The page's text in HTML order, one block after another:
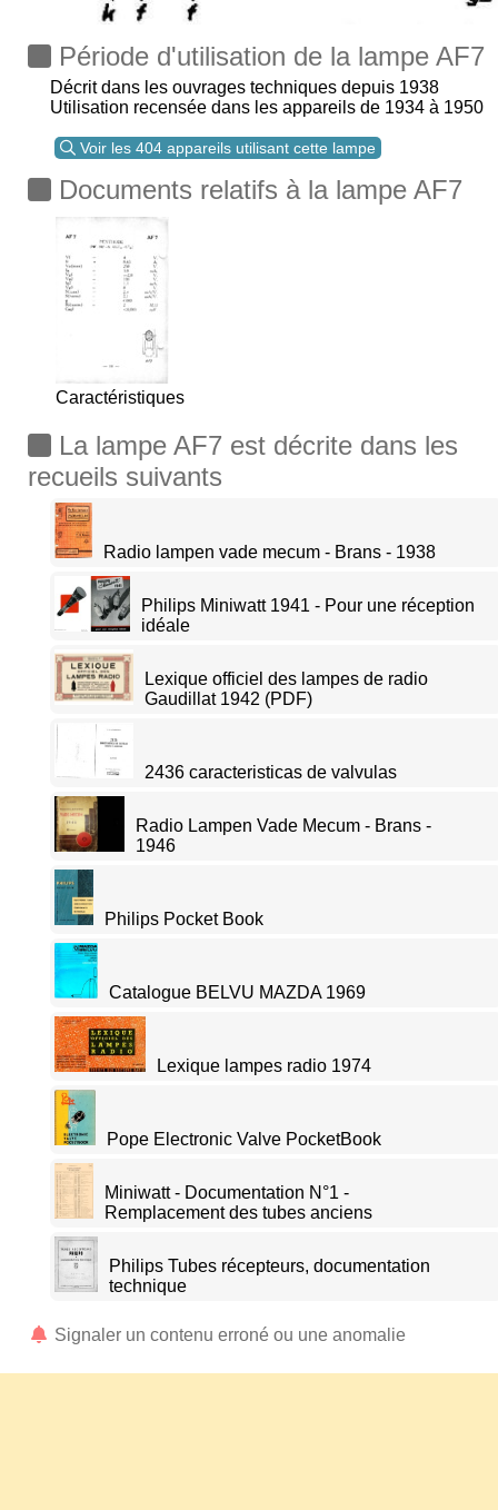
Période d'utilisation de la lampe AF7
Décrit dans les ouvrages techniques depuis 1938
Utilisation recensée dans les appareils de 1934 à 1950
Voir les 404 appareils utilisant cette lampe
Documents relatifs à la lampe AF7
Caractéristiques
La lampe AF7 est décrite dans les
recueils suivants
Radio lampen vade mecum - Brans - 1938
Philips Miniwatt 1941 - Pour une réception
idéale
Lexique officiel des lampes de radio
Gaudillat 1942 (PDF)
2436 caracteristicas de valvulas
Radio Lampen Vade Mecum - Brans -
1946
Philips Pocket Book
Catalogue BELVU MAZDA 1969
Lexique lampes radio 1974
Pope Electronic Valve PocketBook
Miniwatt - Documentation N°1 -
Remplacement des tubes anciens
Philips Tubes récepteurs, documentation
technique
Signaler un contenu erroné ou une anomalie